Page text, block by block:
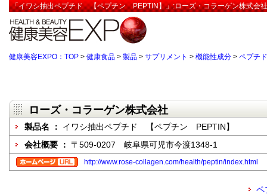
「イワシ抽出ペプチド 【ペプチン PEPTIN】」:ローズ・コラーゲン株式会
健康美容EXPO：TOP > 健康食品 > 製品 > サプリメント > 機能性成分 > ペプチド
ローズ・コラーゲン株式会社
製品名 ： イワシ抽出ペプチド 【ペプチン PEPTIN】
会社概要 ： 〒509-0207 岐阜県可児市今渡1348-1
http://www.rose-collagen.com/health/peptin/index.html
ペ